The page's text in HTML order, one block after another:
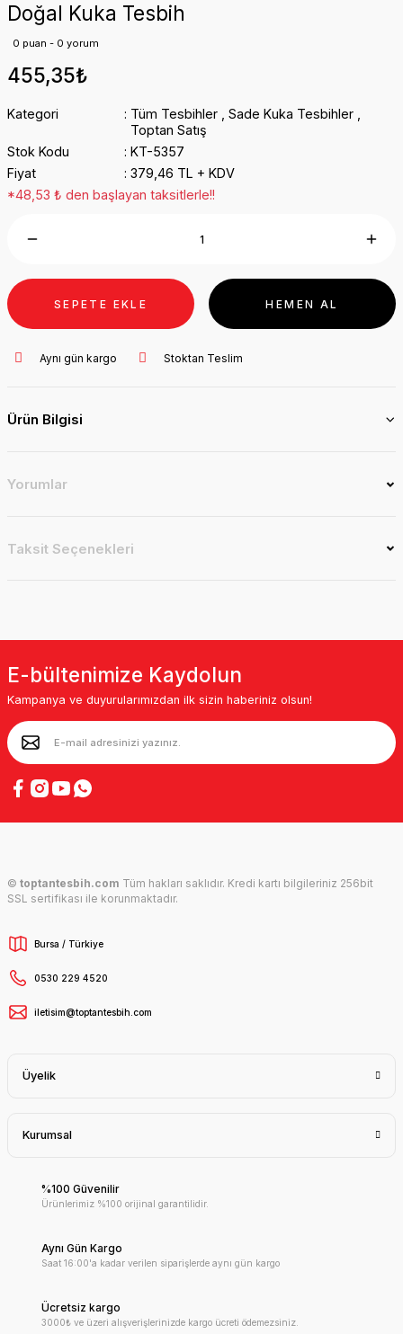
Doğal Kuka Tesbih
0 puan - 0 yorum
455,35₺
Kategori Tüm Tesbihler Sade Kuka Tesbihler
Toptan Satış
Stok Kodu
KT-5357
Fiyat
379,46 TL + KDV
*48,53 ₺ den başlayan taksitlerle!!
SEPETE EKLE HEMEN AL
Aynı gün kargo Stoktan Teslim
Ürün Bilgisi
Yorumlar
Taksit Seçenekleri
E-bültenimize Kaydolun
Kampanya ve duyurularımızdan ilk sizin haberiniz olsun!
© toptantesbih.com Tüm hakları saklıdır. Kredi kartı bilgileriniz 256bit
SSL sertifikası ile korunmaktadır.
Bursa / Türkiye
0530 229 4520
iletisim@toptantesbih.com
Üyelik
Kurumsal
%100 Güvenilir
Ürünlerimiz %100 orijinal garantilidir.
Aynı Gün Kargo
Saat 16:00'a kadar verilen siparişlerde aynı gün kargo
Ücretsiz kargo
3000₺ ve üzeri alışverişlerinizde kargo ücreti ödemezsiniz.